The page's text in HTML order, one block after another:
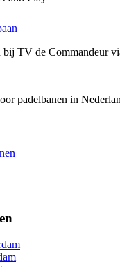
bij TV de Commandeur
padelbanen in